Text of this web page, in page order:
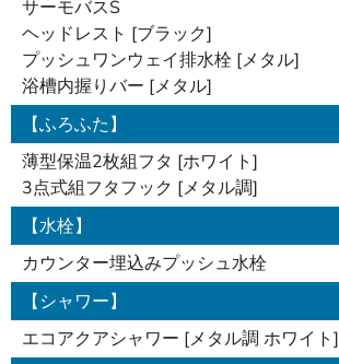
サーモバスS
ヘッドレスト [ブラック]
プッシュワンウェイ排水栓 [メタル]
浴槽内握りバー [メタル]
【ふろふた】
薄型保温2枚組フタ [ホワイト]
3点式組フタフック [メタル調]
【水栓】
カウンター埋込みプッシュ水栓
【シャワー】
エコアクアシャワー [メタル調 ホワイト]